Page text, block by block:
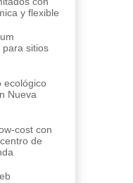
y flexible
para sitios
ecológico
Nueva
cost con
de